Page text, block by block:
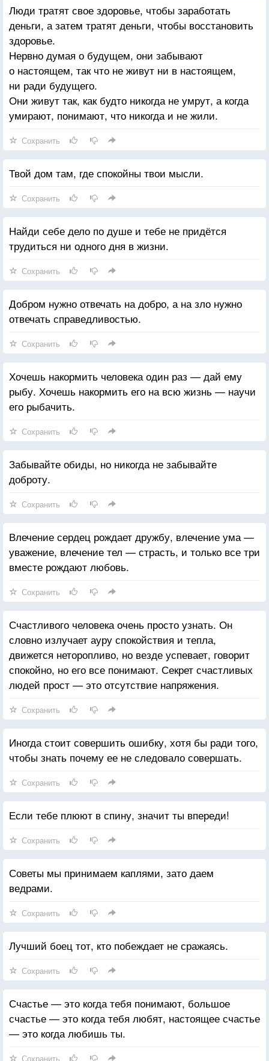
Люди тратят свое здоровье, чтобы заработать
деньги, а затем тратят деньги, чтобы восстановить
здоровье.
Нервно думая о будущем, они забывают
о настоящем, так что не живут ни в настоящем,
ни ради будущего.
Они живут так, как будто никогда не умрут, а когда
умирают, понимают, что никогда и не жили.
Сохранить
Твой дом там, где спокойны твои мысли.
Сохранить
Найди себе дело по душе и тебе не придётся
трудиться ни одного дня в жизни.
Сохранить
Добром нужно отвечать на добро, а на зло нужно
отвечать справедливостью.
Сохранить
Хочешь накормить человека один раз — дай ему
рыбу. Хочешь накормить его на всю жизнь — научи
его рыбачить.
Сохранить
Забывайте обиды, но никогда не забывайте
доброту.
Сохранить
Влечение сердец рождает дружбу, влечение ума —
уважение, влечение тел — страсть, и только все три
вместе рождают любовь.
Сохранить
Счастливого человека очень просто узнать. Он
словно излучает ауру спокойствия и тепла,
движется неторопливо, но везде успевает, говорит
спокойно, но его все понимают. Секрет счастливых
людей прост — это отсутствие напряжения.
Сохранить
Иногда стоит совершить ошибку, хотя бы ради того,
чтобы знать почему ее не следовало совершать.
Сохранить
Если тебе плюют в спину, значит ты впереди!
Сохранить
Советы мы принимаем каплями, зато даем
ведрами.
Сохранить
Лучший боец тот, кто побеждает не сражаясь.
Сохранить
Счастье — это когда тебя понимают, большое
счастье — это когда тебя любят, настоящее счастье
— это когда любишь ты.
Сохранить